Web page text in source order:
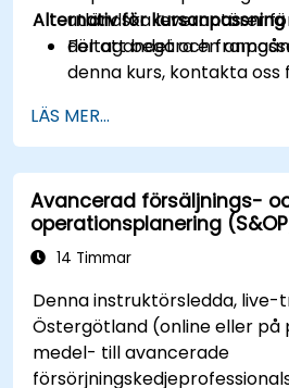
utländska leverantörer
deltagandet och
Alternativ för kursanpassning
För att begära en
denna kurs, kontakta
LÄS MER...
Avancerad försäljnings-
operationsplanering
efterfrågeprognoser
14 Timmar
Denna instruktörsledda, live-
Östergötland (online eller
medel- till avancerade